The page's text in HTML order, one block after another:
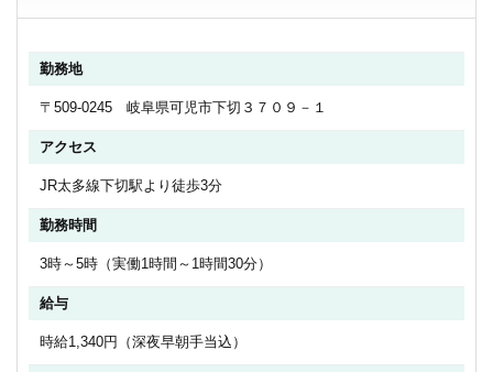
勤務地
〒509-0245 岐阜県可児市下切３７０９－１
アクセス
JR太多線下切駅より徒歩3分
勤務時間
3時～5時（実働1時間～1時間30分）
給与
時給1,340円（深夜早朝手当込）